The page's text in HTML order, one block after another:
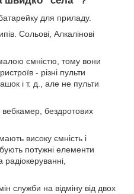
для приладу.
Сольові, Алкалінові
ємністю, тому вони
- різні пульти
і т. д., але не пульти
вебкамер, бездротових
високу ємність і
потужні елементи
служби на відміну від двох